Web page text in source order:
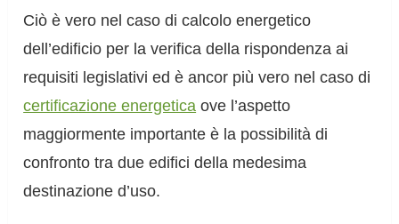
Ciò è vero nel caso di calcolo energetico
dell’edificio per la verifica della rispondenza ai
requisiti legislativi ed è ancor più vero nel caso di
certificazione energetica ove l’aspetto
maggiormente importante è la possibilità di
confronto tra due edifici della medesima
destinazione d’uso.